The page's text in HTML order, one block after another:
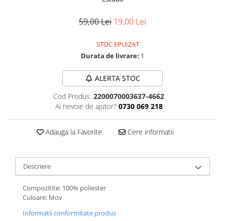
59,00 Lei 19,00 Lei
STOC EPUIZAT
Durata de livrare: 1
ALERTA STOC
Cod Produs: 2200070003637-4662
Ai nevoie de ajutor? 0730 069 218
Adauga la Favorite Cere informatii
Descriere
Compozitite: 100% poliester
Culoare: Mov
Informatii conformitate produs